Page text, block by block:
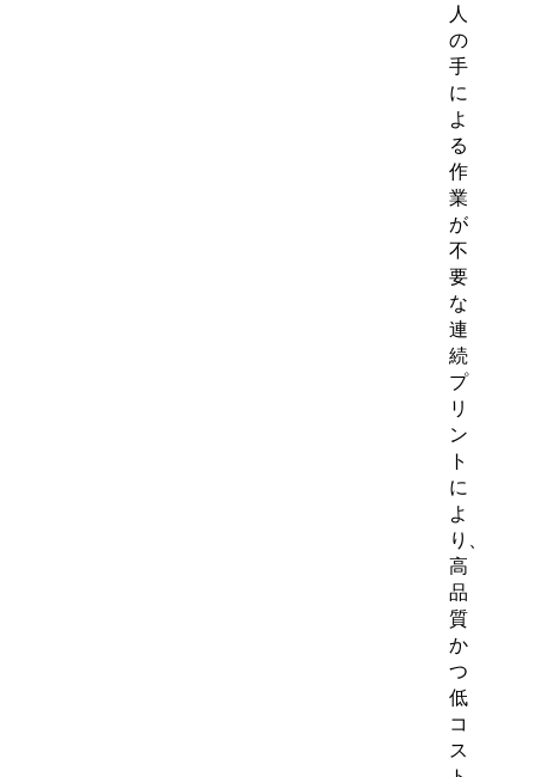
人
の
手
に
よ
る
作
業
が
不
要
な
連
続
プ
リ
ン
ト
に
よ
り、
高
品
質
か
つ
低
コ
ス